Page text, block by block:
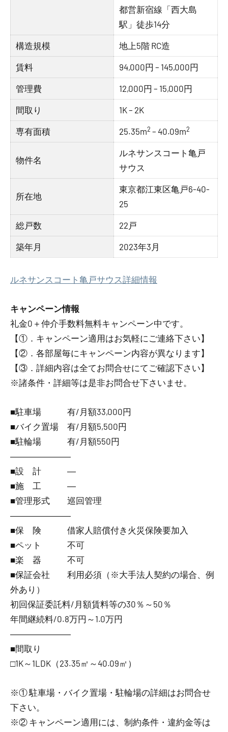
都営新宿線「西大島
駅」徒歩14分
構造規模 地上5階 RC造
賃料 94,000円 – 145,000円
管理費 12,000円 – 15,000円
間取り 1K – 2K
専有面積 25.35m2 – 40.09m2
物件名
ルネサンスコート亀戸
サウス
所在地
東京都江東区亀戸6-40-
25
総戸数 22戸
築年月 2023年3月
ルネサンスコート亀戸サウス詳細情報
キャンペーン情報
礼金0 ＋ 仲介手数料無料キャンペーン中です。
【①．キャンペーン適用はお気軽にご連絡下さい】
【②．各部屋毎にキャンペーン内容が異なります】
【③．詳細内容は全てお問合せにてご確認下さい】
※諸条件・詳細等は是非お問合せ下さいませ。
■駐車場 有/月額33,000円
■バイク置場 有/月額5,500円
■駐輪場 有/月額550円
―――――――
■設 計 ―
■施 工 ―
■管理形式 巡回管理
―――――――
■保 険 借家人賠償付き火災保険要加入
■ペット 不可
■楽 器 不可
■保証会社 利用必須（※大手法人契約の場合、例
外あり）
初回保証委託料/月額賃料等の30％～50％
年間継続料/0.8万円～1.0万円
―――――――
■間取り
□1K～1LDK（23.35㎡～40.09㎡）
※① 駐車場・バイク置場・駐輪場の詳細はお問合せ
下さい。
※② キャンペーン適用には、制約条件・違約金等は